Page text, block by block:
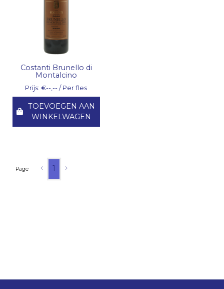
Costanti Brunello di
Montalcino
Prijs: €--,-- / Per fles
TOEVOEGEN AAN
WINKELWAGEN
Page 1